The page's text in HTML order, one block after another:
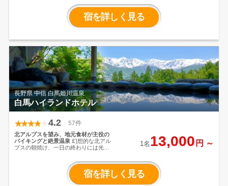
山々が間近に迫り、その美しさに時が
経つのを忘れてしまいます。清潔感あ
ふれ、明るく落ちついた空間で素敵な
思い出を！アルプスの街に似合う山小
は多くの観光客が訪れるエリアです。
春、夏、秋ともにトレッキングが人気
ですが、他にもまだまだたくさんの魅
力があります！ぜひ観光の拠点に当館
をご利用ください。
宿を詳しく見る
長野県 中信 白馬姫川温泉
白馬ハイランドホテル
4.2 57件
北アルプスを望み、地元食材が主役の
バイキングと絶景温泉 幻想的な北アル
プスの朝焼け、一日の終わりには光輝
ら、ゆっくりゆったり湯につかる…非
日常を味わう贅沢な時間をお過ごしい
1名 13,000 円 ～
宿を詳しく見る